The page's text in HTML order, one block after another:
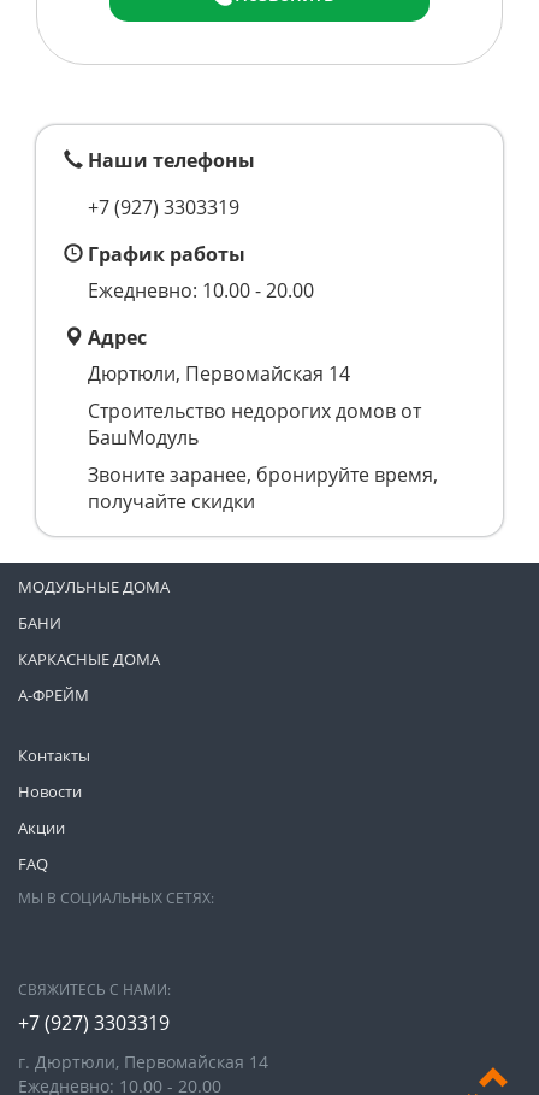
Наши телефоны
+7 (927) 3303319
График работы
Ежедневно: 10.00 - 20.00
Адрес
Дюртюли, Первомайская 14
Строительство недорогих домов от
БашМодуль
Звоните заранее, бронируйте время,
получайте скидки
Контакты
Новости
Акции
FAQ
МОДУЛЬНЫЕ ДОМА
БАНИ
КАРКАСНЫЕ ДОМА
А-ФРЕЙМ
МЫ В СОЦИАЛЬНЫХ СЕТЯХ:
СВЯЖИТЕСЬ С НАМИ:
+7 (927) 3303319
г. Дюртюли, Первомайская 14
Ежедневно: 10.00 - 20.00